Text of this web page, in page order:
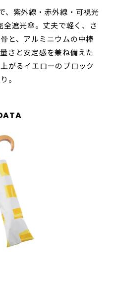
、紫外線・赤外線・可視光
遮光傘。丈夫で軽く、さ
と、アルミニウムの中棒
さと安定感を兼ね備えた
がるイエローのブロック
。